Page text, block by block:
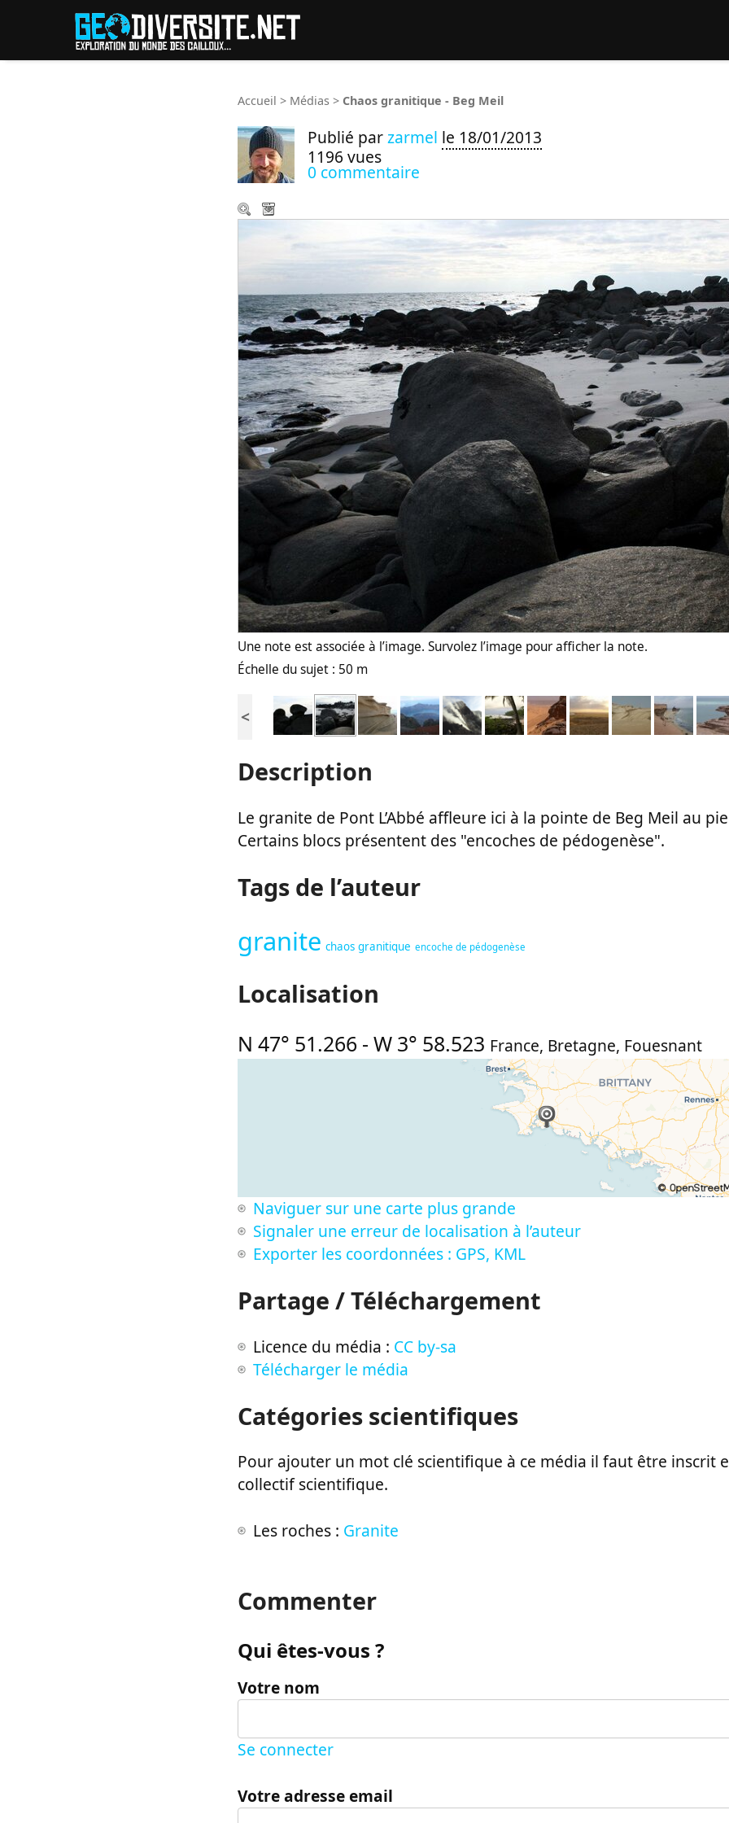
Accueil > Médias > Chaos granitique - Beg Meil
Publié parzarmel le 18/01/2013
1196 vues
0 commentaire
Une note est associée à l’image. Survolez l’image pour afficher la note.
Échelle du sujet : 50 m
<
Description
Le granite de Pont L’Abbé affleure ici à la pointe de Beg Meil au
Certains blocs présentent des "encoches de pédogenèse".
Tags de l’auteur
granite chaos granitique encoche de pédogenèse
Localisation
N 47° 51.266 - W 3° 58.523 France, Bretagne, Fouesnant
Naviguer sur une carte plus grande
Signaler une erreur de localisation à l’auteur
Exporter les coordonnées : GPS, KML
Partage / Téléchargement
Licence du média : CC by-sa
Télécharger le média
Catégories scientifiques
Pour ajouter un mot clé scientifique à ce média il faut être inscrit
collectif scientifique.
Les roches : Granite
Commenter
Qui êtes-vous ?
Votre nom
Se connecter
Votre adresse email